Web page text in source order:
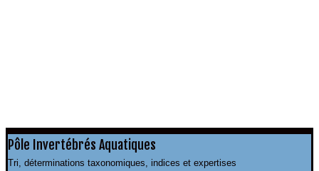
Pôle Invertébrés Aquatiques
Tri, déterminations taxonomiques, indices et expertises